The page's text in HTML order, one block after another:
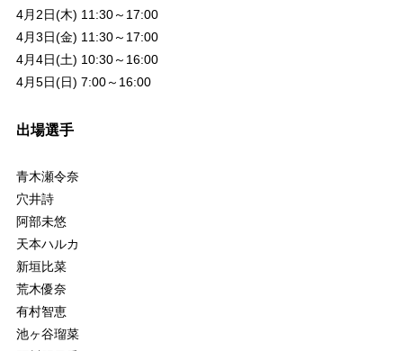
4月2日(木) 11:30～17:00
4月3日(金) 11:30～17:00
4月4日(土) 10:30～16:00
4月5日(日) 7:00～16:00
出場選手
青木瀬令奈
穴井詩
阿部未悠
天本ハルカ
新垣比菜
荒木優奈
有村智恵
池ヶ谷瑠菜